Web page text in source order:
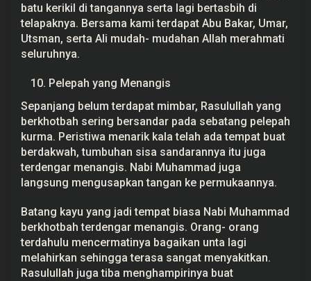
batu kerikil di tangannya serta lagi bertasbih di
telapaknya. Bersama kami terdapat Abu Bakar, Umar,
Utsman, serta Ali mudah- mudahan Allah merahmati
seluruhnya.
Pelepah yang Menangis
Sepanjang belum terdapat mimbar, Rasulullah yang
berkhotbah sering bersandar pada sebatang pelepah
kurma. Peristiwa menarik kala telah ada tempat buat
berdakwah, tumbuhan sisa sandarannya itu juga
terdengar menangis. Nabi Muhammad juga
langsung mengusapkan tangan ke permukaannya.
Batang kayu yang jadi tempat biasa Nabi Muhammad
berkhotbah terdengar menangis. Orang- orang
terdahulu mencermatinya bagaikan unta lagi
melahirkan sehingga terasa sangat menyakitkan.
Rasulullah juga tiba menghampirinya buat